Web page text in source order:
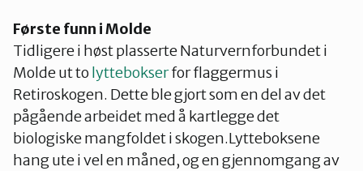
Første funn i Molde
Tidligere i høst plasserte Naturvernforbundet i
Molde ut tolyttebokserfor flaggermus i
Retiroskogen. Dette ble gjort som en del av det
pågående arbeidet med å kartlegge det
biologiske mangfoldet i skogen.Lytteboksene
hang ute i vel en måned, og en gjennomgang av